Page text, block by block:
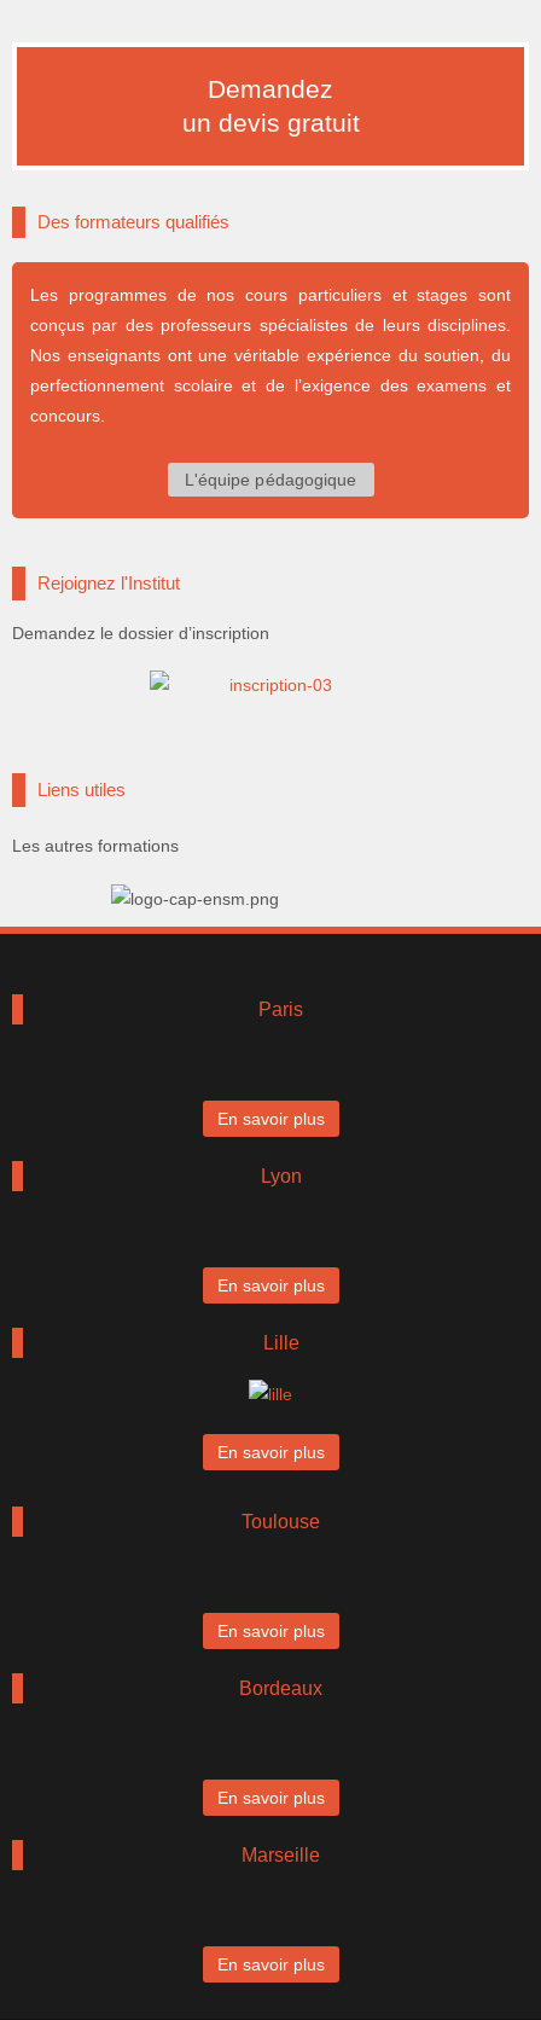
Demandez
un devis gratuit
Des formateurs qualifiés
Les programmes de nos cours particuliers et stages sont
conçus par des professeurs spécialistes de leurs disciplines.
Nos enseignants ont une véritable expérience du soutien, du
perfectionnement scolaire et de l’exigence des examens et
concours.
L'équipe pédagogique
Rejoignez l'Institut
Demandez le dossier d’inscription
Liens utiles
Les autres formations
Paris
En savoir plus
Lyon
En savoir plus
Lille
En savoir plus
Toulouse
En savoir plus
Bordeaux
En savoir plus
Marseille
En savoir plus